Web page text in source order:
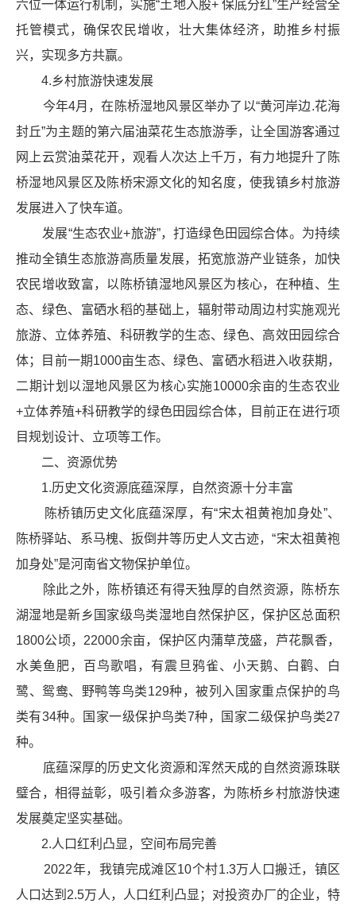
六位一体运行机制，实施“土地入股+ 保底分红”生产经营全
托管模式，确保农民增收，壮大集体经济，助推乡村振
兴，实现多方共赢。
4.乡村旅游快速发展
今年4月，在陈桥湿地风景区举办了以“黄河岸边.花海
封丘”为主题的第六届油菜花生态旅游季，让全国游客通过
网上云赏油菜花开，观看人次达上千万，有力地提升了陈
桥湿地风景区及陈桥宋源文化的知名度，使我镇乡村旅游
发展进入了快车道。
发展“生态农业+旅游”，打造绿色田园综合体。为持续
推动全镇生态旅游高质量发展，拓宽旅游产业链条，加快
农民增收致富，以陈桥镇湿地风景区为核心，在种植、 生
态、绿色、富硒水稻的基础上，辐射带动周边村实施观光
旅游、立体养殖、科研教学的生态、绿色、高效田园综合
体；目前一期1000亩生态、绿色、富硒水稻进入收获期，
二期计划以湿地风景区为核心实施10000余亩的生态农业
+立体养殖+科研教学的绿色田园综合体，目前正在进行项
目规划设计、立项等工作。
二、资源优势
1.历史文化资源底蕴深厚，自然资源十分丰富
陈桥镇历史文化底蕴深厚，有“宋太祖黄袍加身处”、
陈桥驿站、系马槐、扳倒井等历史人文古迹，“宋太祖黄袍
加身处”是河南省文物保护单位。
除此之外，陈桥镇还有得天独厚的自然资源，陈桥东
湖湿地是新乡国家级鸟类湿地自然保护区，保护区总面积
1800公顷，22000余亩，保护区内蒲草茂盛，芦花飘香，
水美鱼肥，百鸟歌唱，有震旦鸦雀、小天鹅、白鹳、白
鹭、鸳鸯、野鸭等鸟类129种，被列入国家重点保护的鸟
类有34种。国家一级保护鸟类7种，国家二级保护鸟类27
种。
底蕴深厚的历史文化资源和浑然天成的自然资源珠联
璧合，相得益彰，吸引着众多游客，为陈桥乡村旅游快速
发展奠定坚实基础。
2.人口红利凸显，空间布局完善
2022年，我镇完成滩区10个村1.3万人口搬迁，镇区
人口达到2.5万人，人口红利凸显；对投资办厂的企业，特